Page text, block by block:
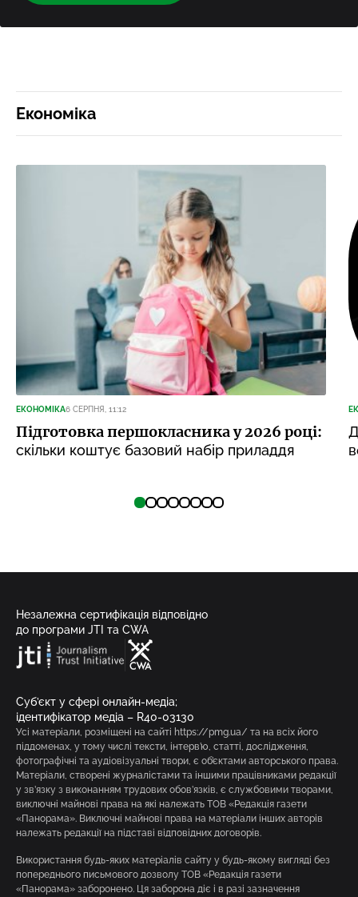
Економіка
ЕКОНОМІКА6 СЕРПНЯ, 11:12
Підготовка першокласника у 2026 році:
скільки коштує базовий набір приладдя
Незалежна сертифікація відповідно
до програми JTI та CWA
Суб’єкт у сфері онлайн-медіа;
ідентифікатор медіа – R40-03130
Усі матеріали, розміщені на сайті https://pmg.ua/ та на всіх його
піддоменах, у тому числі тексти, інтерв’ю, статті, дослідження,
фотографічні та аудіовізуальні твори, є об’єктами авторського права.
Матеріали, створені журналістами та іншими працівниками редакції
у зв’язку з виконанням трудових обов’язків, є службовими творами,
виключні майнові права на які належать ТОВ «Редакція газети
«Панорама». Виключні майнові права на матеріали інших авторів
належать редакції на підставі відповідних договорів.
Використання будь-яких матеріалів сайту у будь-якому вигляді без
попереднього письмового дозволу ТОВ «Редакція газети
«Панорама» заборонено. Ця заборона діє і в разі зазначення